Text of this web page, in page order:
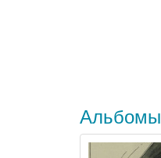
Альбомы